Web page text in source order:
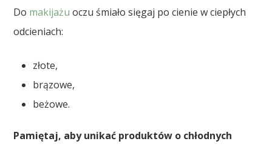
Do makijażu oczu śmiało sięgaj po cienie w ciepłych
odcieniach:
złote,
brązowe,
beżowe.
Pamiętaj, aby unikać produktów o chłodnych